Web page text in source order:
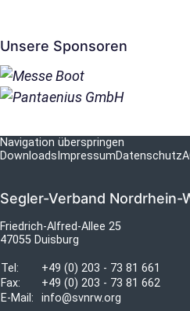
Unsere Sponsoren
Navigation überspringen
Downloads ImpressumDatenschutz
Segler-Verband Nordrhein-
Friedrich-Alfred-Allee 25
47055 Duisburg
Tel:
+49 (0) 203 - 73 81 661
Fax:
+49 (0) 203 - 73 81 662
E-Mail:
info@svnrw.org